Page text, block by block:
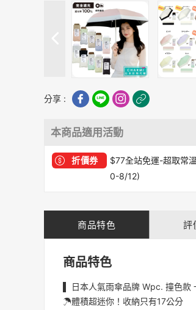
分享 :
本商品適用活動
折價券
$77全站免運-超取常
0-8/12)
商品特色 評
商品特色
▌ 日本人氣雨傘品牌 Wpc. 撞色款
☂體積超迷你！收納只有17公分